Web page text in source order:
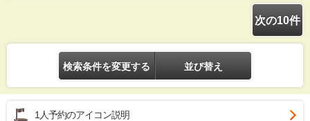
次の10件
検索条件を変更する 並び替え
1人予約のアイコン説明